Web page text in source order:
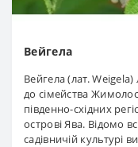
Вейгела
Вейгела (лат.
до сімейства
південно-східних
острові Ява. Відомо
садівничій культурі